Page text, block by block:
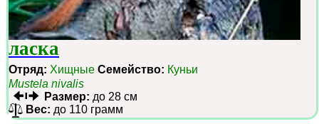
ласка
Отряд: Хищные Семейство: Куньи
Mustela nivalis
Размер: до 28 см
Вес: до 110 грамм